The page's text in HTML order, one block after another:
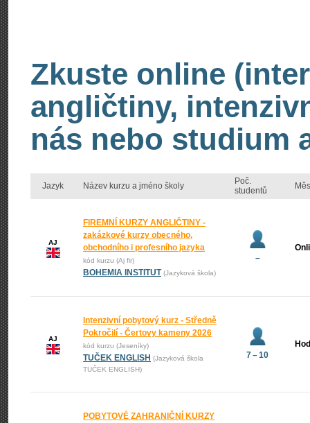
Zkuste online
angličtiny,
nás nebo studium
Jazyk Název kurzu a jméno školy
Poč.
studentů
AJ
FIREMNÍ KURZY ANGLIČTINY -
zakázkové kurzy obecného,
obchodního i profesního jazyka
kód kurzu (Aj fir)
BOHEMIA INSTITUT (Jazyková škola)
–
AJ
Intenzivní pobytový kurz - Středně
Pokročilí - Čertovy kameny 2026
kód kurzu (Jeseníky)
TUČEK ENGLISH (Jazyková škola
TUČEK ENGLISH)
7 – 10
POBYTOVÉ ZAHRANIČNÍ KURZY